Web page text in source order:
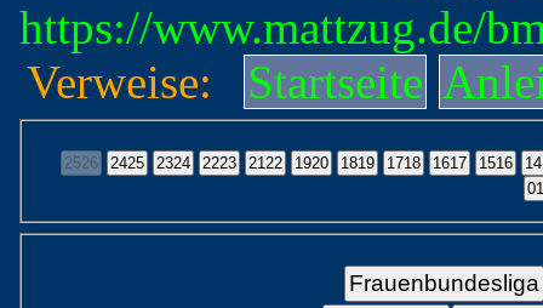
https://www.mattzug.de/
Verweise:
Startseite
Frauenbundesliga